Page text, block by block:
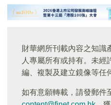
財華網所刊載內容之知識
人專屬所有或持有。未經
編、複製及建立鏡像等任
如有意願轉載，請發郵件